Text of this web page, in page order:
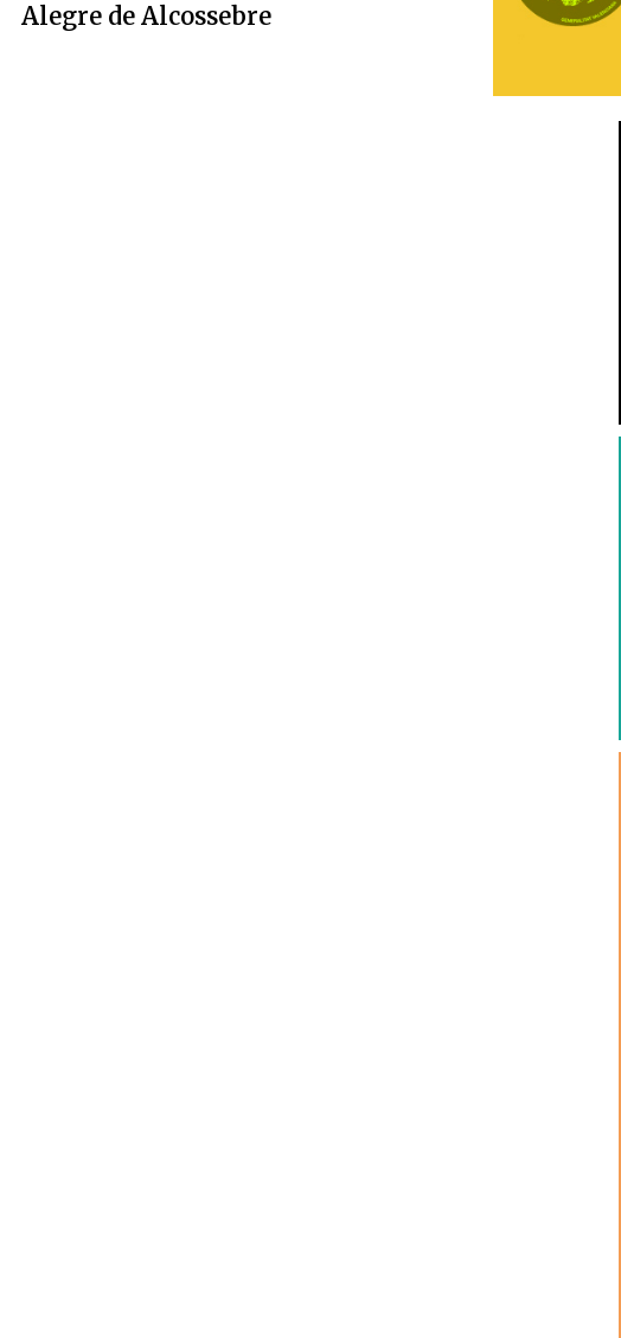
Alegre de Alcossebre